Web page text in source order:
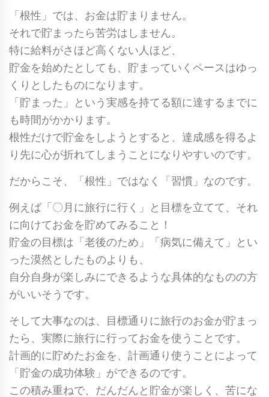
「根性」では、お金は貯まりません。
それで貯まったら苦労はしません。
特に給料がさほど高くない人ほど、
貯金を始めたとしても、貯まっていくペースはゆっ
くりとしたものになります。
「貯まった」という実感を持てる額に達するまでに
も時間がかかります。
根性だけで貯金をしようとすると、達成感を得るよ
り先に心が折れてしまうことになりやすいのです。
だからこそ、 「根性」ではなく「習慣」 なのです。
例えば「〇月に旅行に行く」と目標を立てて、それ
に向けてお金を貯めてみること！
貯金の目標は「老後のため」「病気に備えて」とい
った漠然としたものよりも、
自分自身が楽しみにできるような具体的なものの方
がいいそうです。
そして大事なのは、目標通りに旅行のお金が貯まっ
たら、実際に旅行に行ってお金を使うことです。
計画的に貯めたお金を、計画通り使うことによって
「貯金の成功体験」ができるのです。
この積み重ねで、だんだんと貯金が楽しく、苦にな